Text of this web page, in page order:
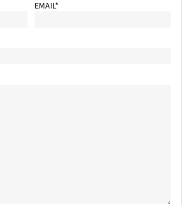
EMAIL*